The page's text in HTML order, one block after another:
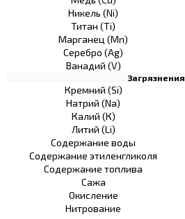
Никель (Ni)
Титан (Ti)
Марганец (Mn)
Серебро (Ag)
Ванадий (V)
Загрязнения
Кремний (Si)
Натрий (Na)
Калий (К)
Литий (Li)
Содержание воды
Содержание этиленгликоля
Содержание топлива
Сажа
Окисление
Нитрование